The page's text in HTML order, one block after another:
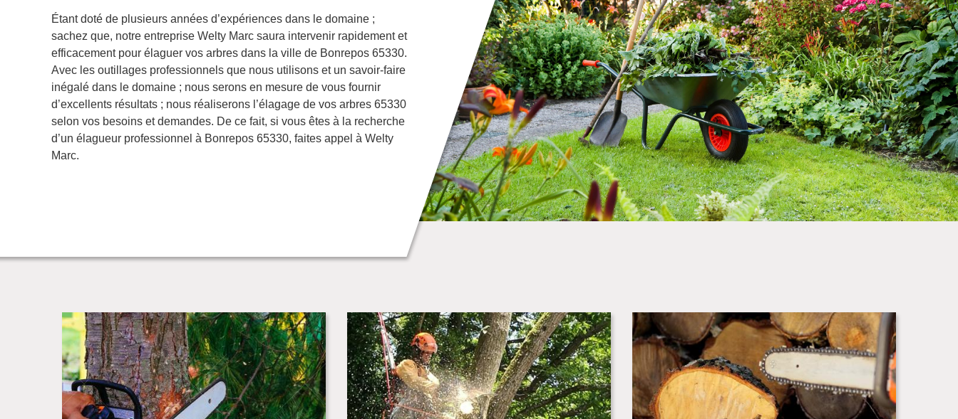
Étant doté de plusieurs années d’expériences dans le domaine ;
sachez que, notre entreprise Welty Marc saura intervenir rapidement et
efficacement pour élaguer vos arbres dans la ville de Bonrepos 65330.
Avec les outillages professionnels que nous utilisons et un savoir-faire
inégalé dans le domaine ; nous serons en mesure de vous fournir
d’excellents résultats ; nous réaliserons l’élagage de vos arbres 65330
selon vos besoins et demandes. De ce fait, si vous êtes à la recherche
d’un élagueur professionnel à Bonrepos 65330, faites appel à Welty
Marc.